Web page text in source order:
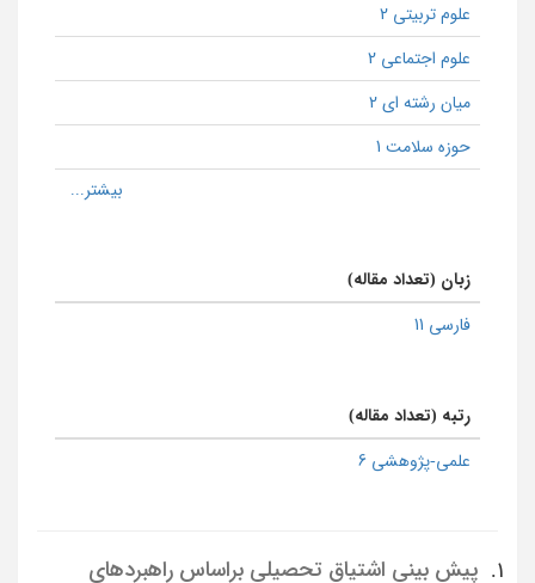
علوم تربیتی 2
علوم اجتماعی 2
میان رشته ای 2
حوزه سلامت 1
زبان (تعداد مقاله)
فارسی 11
رتبه (تعداد مقاله)
علمی-پژوهشی 6
1.
پیش بینی اشتیاق تحصیلی براساس راهبردهای